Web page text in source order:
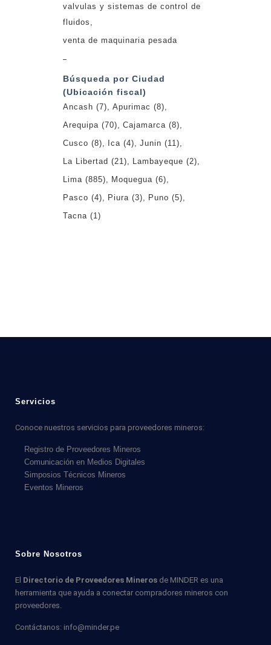
valvulas y sistemas de control de
fluidos
venta de maquinaria pesada
Búsqueda por Ciudad
(Ubicación fiscal)
Ancash (7) Apurimac (8)
Arequipa (70) Cajamarca (8)
Cusco (8) Ica (4) Junin (11)
La Libertad (21) Lambayeque (2)
Lima (885) Moquegua (6)
Pasco (4) Piura (3) Puno (5)
Tacna (1)
Servicios
Conoce nuestros servicios para proveedores mineros:
Registro de Proveedores Mineros
Comunicación en Medios Digitales
Simposios Técnicos Mineros
Eventos Mineros
Sobre Nosotros
El Directorio de Proveedores Mineros de MINDER es una
herramienta que ayuda a conectar compradores mineros con
proveedores.
Contáctanos: info@minder.pe